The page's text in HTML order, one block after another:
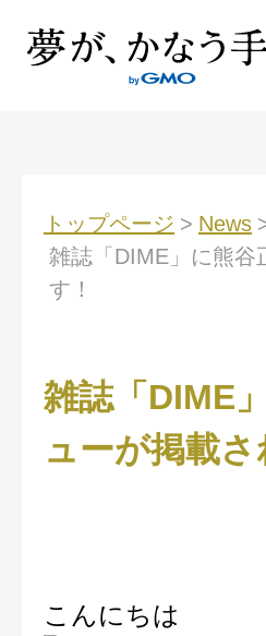
トップページ > News
雑誌「DIME」に熊谷
す！
雑誌「DIME
ューが掲載さ
こんにちは